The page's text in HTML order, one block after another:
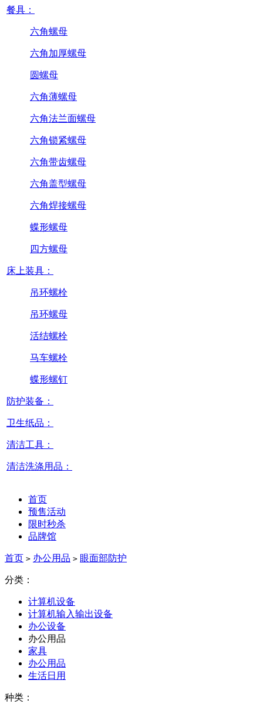
餐具：
六角螺母
六角加厚螺母
圆螺母
六角薄螺母
六角法兰面螺母
六角锁紧螺母
六角带齿螺母
六角盖型螺母
六角焊接螺母
蝶形螺母
四方螺母
床上装具：
吊环螺栓
吊环螺母
活结螺栓
马车螺栓
蝶形螺钉
防护装备：
卫生纸品：
清洁工具：
清洁洗涤用品：
首页
预售活动
限时秒杀
品牌馆
首页 > 办公用品 > 眼面部防护
分类：
计算机设备
计算机输入输出设备
办公设备
办公用品
家具
办公用品
生活日用
种类：